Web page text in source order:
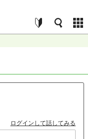
ログインして話してみる